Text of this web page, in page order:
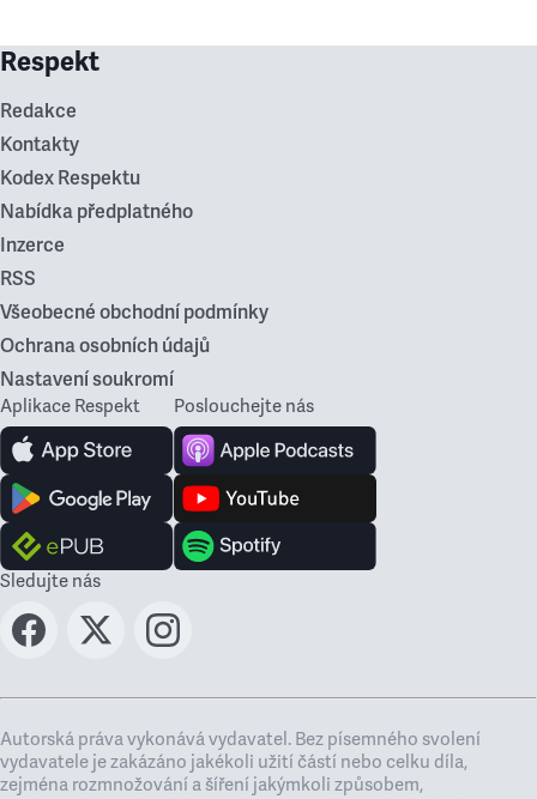
Respekt
Redakce
Kontakty
Kodex Respektu
Nabídka předplatného
Inzerce
RSS
Všeobecné obchodní podmínky
Ochrana osobních údajů
Nastavení soukromí
Aplikace Respekt Poslouchejte nás
Sledujte nás
Autorská práva vykonává vydavatel. Bez písemného svolení
vydavatele je zakázáno jakékoli užití částí nebo celku díla,
zejména rozmnožování a šíření jakýmkoli způsobem,